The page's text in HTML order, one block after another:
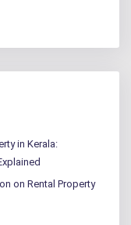
in Kerala:
on Rental Property